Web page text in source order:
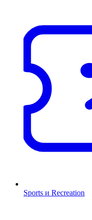
Sports и Recreation